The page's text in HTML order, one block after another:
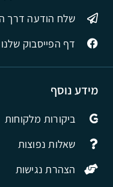
מידע נוסף
ביקורות מלקוחות
שאלות נפוצות
הצהרת נגישות
שלח הודעה דרך
דף הפייסבוק שלנו